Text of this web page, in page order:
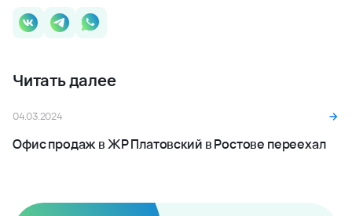
Читать далее
04.03.2024
Офис продаж в ЖР Платовский в Ростове переехал